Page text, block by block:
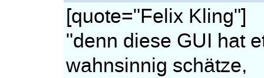
[quote="Felix Kling"]
"denn diese GUI hat
wahnsinnig schätze,